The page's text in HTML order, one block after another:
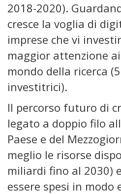
2018-2020).
cresce la voglia di
imprese che vi
maggior attenzione
mondo della ricerca
investitrici).
Il percorso futuro di
legato a doppio filo
Paese e del
meglio le risorse
miliardi fino al 2030)
essere spesi in modo